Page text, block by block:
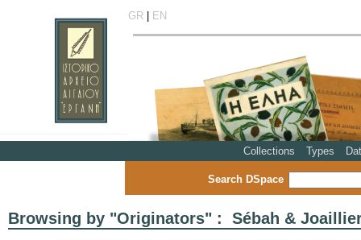
GR| EN
Collections Types
Search DSpace
Browsing by "Originators" : Sébah &